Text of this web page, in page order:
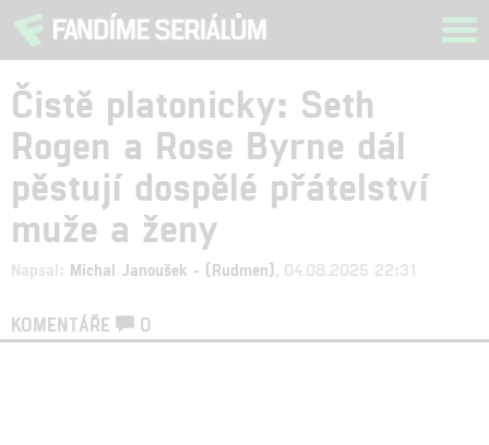
Čistě platonicky: Seth
Rogen a Rose Byrne dál
pěstují dospělé přátelství
muže a ženy
Napsal: Michal Janoušek - (Rudmen) , 04.08.2025 22:31
KOMENTÁŘE 0